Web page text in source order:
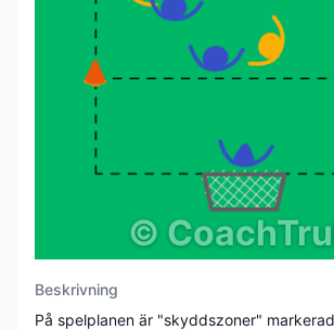
©
Beskrivning
På spelplanen är "skyddszoner"